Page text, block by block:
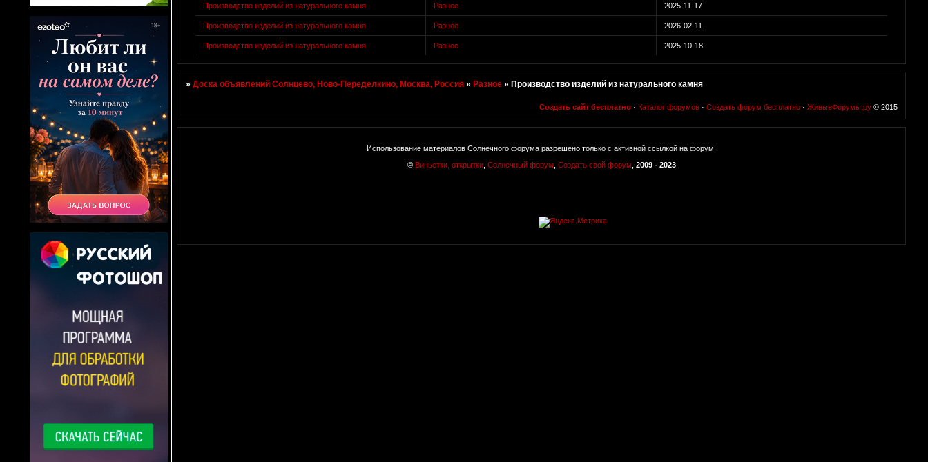
Производство изделий из натурального камня Разное 2025-11-17
Производство изделий из натурального камня Разное 2026-02-11
Производство изделий из натурального камня Разное 2025-10-18
»Доска объявлений Солнцево, Ново-Переделкино, Москва, Россия »Разное »Производство изделий из натурального камня
Создать сайт бесплатно · Каталог форумов · Создать форум бесплатно · ЖивыеФорумы.ру © 2015
Использование материалов Солнечного форума разрешено только с активной ссылкой на форум.
© Виньетки, открытки, Солнечный форум Создать свой форум 2009 - 2023